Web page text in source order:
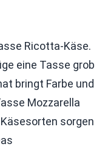
Ricotta-Käse.
eine Tasse grob
bringt Farbe und
Mozzarella
sorgen